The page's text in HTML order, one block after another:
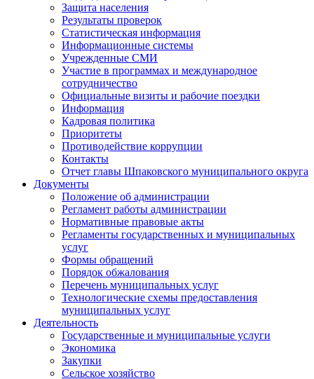
Защита населения
Результаты проверок
Статистическая информация
Информационные системы
Учрежденные СМИ
Участие в программах и международное
сотрудничество
Официальные визиты и рабочие поездки
Информация
Кадровая политика
Приоритеты
Противодействие коррупции
Контакты
Отчет главы Шпаковского муниципального округа
Документы
Положение об администрации
Регламент работы администрации
Нормативные правовые акты
Регламенты государственных и муниципальных
услуг
Формы обращений
Порядок обжалования
Перечень муниципальных услуг
Технологические схемы предоставления
муниципальных услуг
Деятельность
Государственные и муниципальные услуги
Экономика
Закупки
Сельское хозяйство